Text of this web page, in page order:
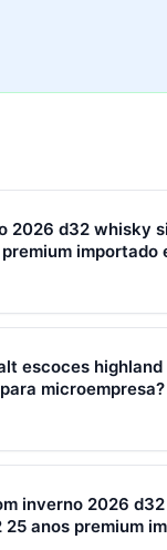
2026 d32 whisky
importado
malt escoces
fechamento e
de WhatsApp +
escoces highland
microempresa?
inverno 2026 d32
começa em R$
inverno 2026
anos premium